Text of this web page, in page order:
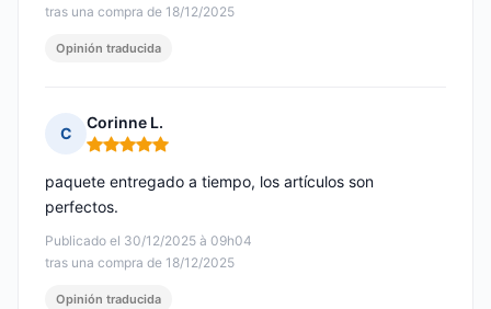
tras una compra de 18/12/2025
Opinión traducida
C
Corinne L.
Nota: 5 de 5
Publicado el 30/12/2025 à 09h04
tras una compra de 18/12/2025
paquete entregado a tiempo, los artículos son
perfectos.
Opinión traducida